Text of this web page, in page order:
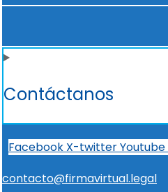
Contáctanos
Facebook X-twitterYoutube
contacto@firmavirtual.legal